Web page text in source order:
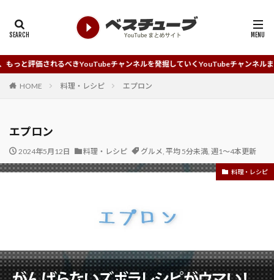
るべきYouTubeチャンネルを発掘していくYouTubeチャンネルまとめサイトです
HOME 料理・レシピ エプロン
エプロン
2024年5月12日 料理・レシピ グルメ, 平均 5分未満, 週1～4本更新
料理・レシピ